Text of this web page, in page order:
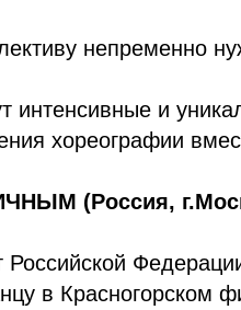
непременно
интенсивные и
хореографии
(Россия,
в Красногорском